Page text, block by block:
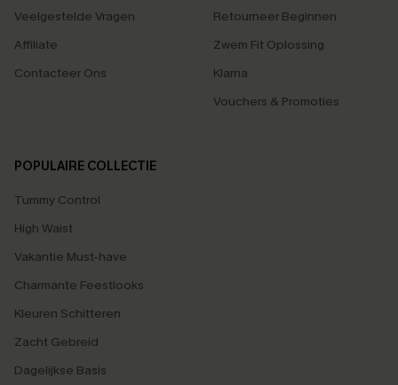
Veelgestelde Vragen
Affiliate
Contacteer Ons
Retourneer Beginnen
Zwem Fit Oplossing
Klarna
Vouchers & Promoties
POPULAIRE COLLECTIE
Tummy Control
High Waist
Vakantie Must-have
Charmante Feestlooks
Kleuren Schitteren
Zacht Gebreid
Dagelijkse Basis